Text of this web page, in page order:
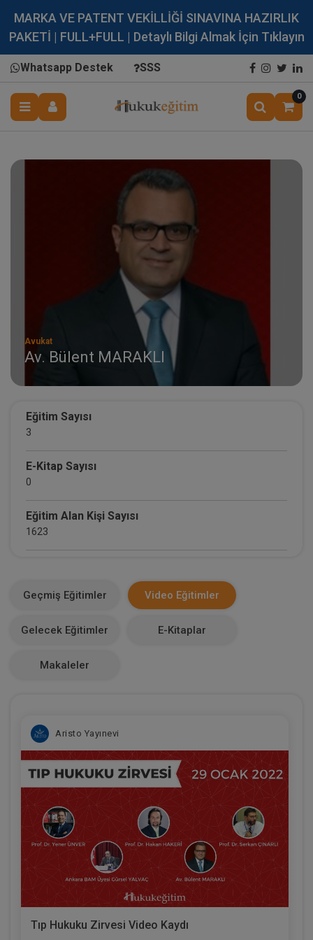
MARKA VE PATENT VEKİLLİĞİ SINAVINA HAZIRLIK
PAKETİ | FULL+FULL | Detaylı Bilgi Almak İçin Tıklayın
Whatsapp Destek SSS
0
Avukat
Av. Bülent MARAKLI
Eğitim Sayısı
3
E-Kitap Sayısı
0
Eğitim Alan Kişi Sayısı
1623
0
Geçmiş Eğitimler Video Eğitimler
Gelecek Eğitimler E-Kitaplar
Makaleler
Aristo Yayınevi
Tıp Hukuku Zirvesi Video Kaydı